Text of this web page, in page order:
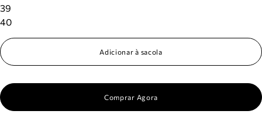
39
40
Adicionar à sacola
Comprar Agora